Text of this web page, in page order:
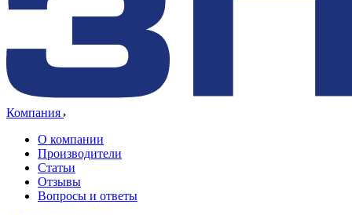
Компания
О компании
Производители
Статьи
Отзывы
Вопросы и ответы